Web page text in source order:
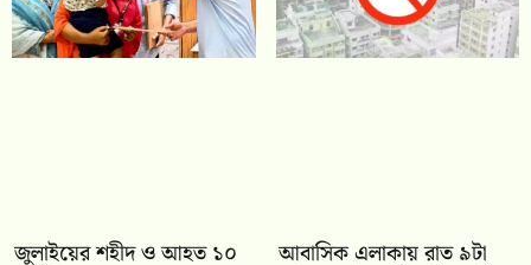
জুলাইয়ের শহীদ ও আহত ১০ আবাসিক এলাকায় রাত ৯টা